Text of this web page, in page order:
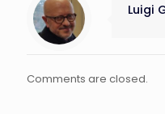
Luigi
Comments are closed.